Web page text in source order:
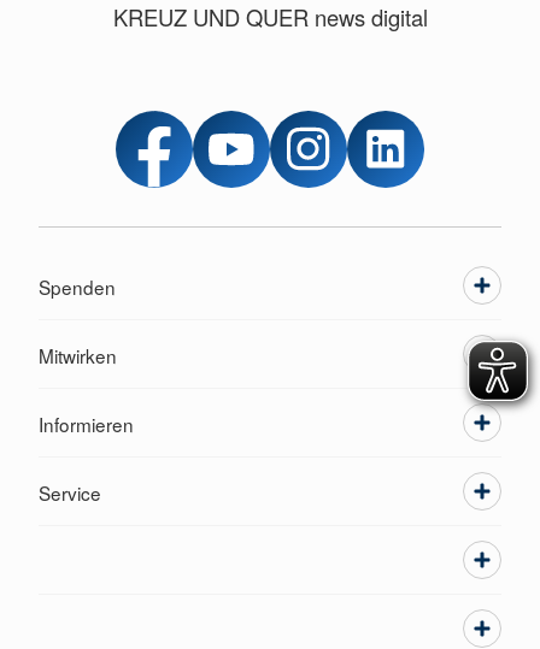
KREUZ UND QUER news digital
Spenden
Mitwirken
Informieren
Service